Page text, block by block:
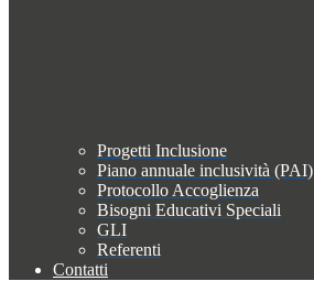
Progetti Inclusione
Piano annuale inclusività (PAI)
Protocollo Accoglienza
Bisogni Educativi Speciali
GLI
Referenti
Contatti